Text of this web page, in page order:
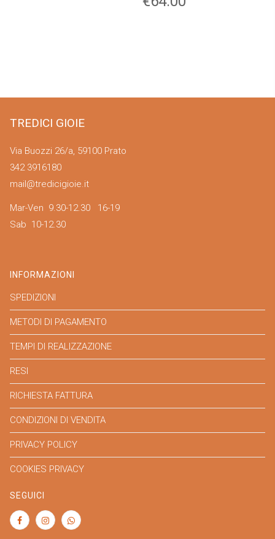
TREDICI GIOIE
Via Buozzi 26/a, 59100 Prato
342 3916180
mail@tredicigioie.it
Mar-Ven 9.30-12.30 16-19
Sab 10-12.30
INFORMAZIONI
SPEDIZIONI
METODI DI PAGAMENTO
TEMPI DI REALIZZAZIONE
RESI
RICHIESTA FATTURA
CONDIZIONI DI VENDITA
PRIVACY POLICY
COOKIES PRIVACY
SEGUICI